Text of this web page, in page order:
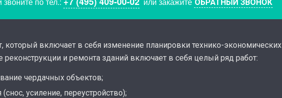
ОБРАТНЫЙ ЗВОНОК
который включает в себя изменение планировки технико-экономических
и ремонта зданий включает в себя целый ряд работ:
чердачных объектов;
усиление, переустройство);